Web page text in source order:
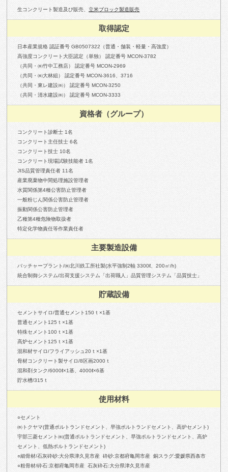
生コンクリート製造及び販売、立米ブロック製造販売
取得認定
日本産業規格 認証番号 GB0507322（普通・舗装・軽量・高強度）
高強度コンクリート大臣認定（単独） 認定番号 MCON-3782
（共同・㈱竹中工務店） 認定番号 MCON-2969
（共同・㈱大林組） 認定番号 MCON-3616、3716
（共同・東レ建設㈱） 認定番号 MCON-3250
（共同・清水建設㈱） 認定番号 MCON-3333
資格者（グループ）
コンクリート診断士 1名
コンクリート主任技士 6名
コンクリート技士 10名
コンクリート現場試験技能者 1名
JIS品質管理責任者 11名
産業廃棄物中間処理施設管理者
水質関係第4種公害防止管理者
一般粉じん関係公害防止管理者
振動関係公害防止管理者
乙種第4種危険物取扱者
特定化学物責任等作業責任者
主要製造設備
バッチャープラント/㈱北川鉄工所社製(水平強制2軸 3300ℓ、200㎥/h)
統合制御システム/出荷支援システム「出荷職人」品質管理システム「品質技士」
貯蔵設備
セメントサイロ/普通セメント150ｔ×1基
普通セメント125ｔ×1基
特殊セメント100ｔ×1基
高炉セメント125ｔ×1基
混和材サイロ/フライアッシュ20ｔ×1基
骨材コンクリート製サイロ/8区画2000ｔ
混和剤タンク/6000ℓ×1基、4000ℓ×6基
貯水槽/315ｔ
使用材料
○セメント
㈱トクヤマ(普通ポルトランドセメント、早強ポルトランドセメント、高炉セメント)
宇部三菱セメント㈱(普通ポルトランドセメント、早強ポルトランドセメント、高炉
セメント、低熱ポルトランドセメント)
○細骨材/石灰砕砂:大分県津久見市産 砕砂:京都府亀岡市産 銅スラグ:愛媛県西条市
○粗骨材/砕石:京都府亀岡市産 石灰砕石:大分県津久見市産